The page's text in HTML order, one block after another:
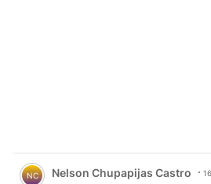
Comentario de Nelson
NC Nelson Chupapijas Castro